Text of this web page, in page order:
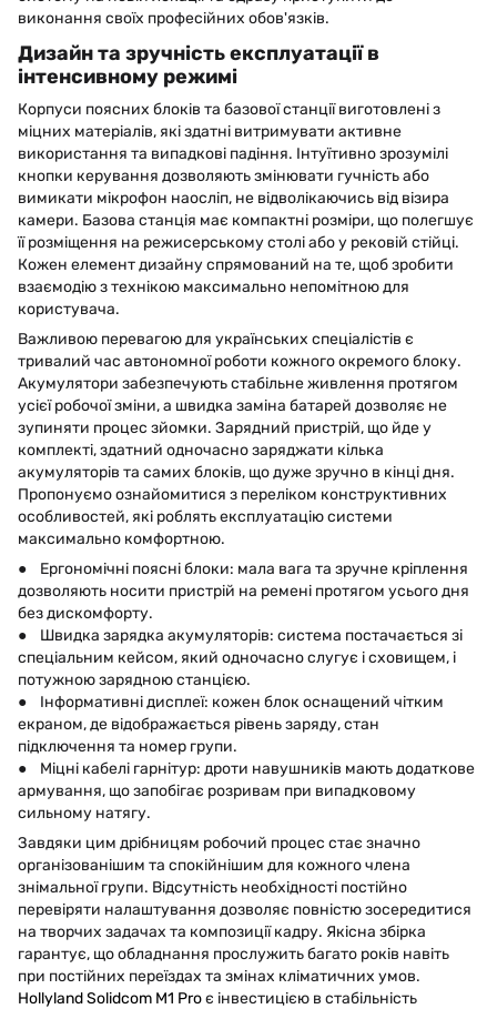
виконання своїх професійних обов'язків.
Дизайн та зручність експлуатації в
інтенсивному режимі
Корпуси поясних блоків та базової станції виготовлені з
міцних матеріалів, які здатні витримувати активне
використання та випадкові падіння. Інтуїтивно зрозумілі
кнопки керування дозволяють змінювати гучність або
вимикати мікрофон наосліп, не відволікаючись від візира
камери. Базова станція має компактні розміри, що полегшує
її розміщення на режисерському столі або у рековій стійці.
Кожен елемент дизайну спрямований на те, щоб зробити
взаємодію з технікою максимально непомітною для
користувача.
Важливою перевагою для українських спеціалістів є
тривалий час автономної роботи кожного окремого блоку.
Акумулятори забезпечують стабільне живлення протягом
усієї робочої зміни, а швидка заміна батарей дозволяє не
зупиняти процес зйомки. Зарядний пристрій, що йде у
комплекті, здатний одночасно заряджати кілька
акумуляторів та самих блоків, що дуже зручно в кінці дня.
Пропонуємо ознайомитися з переліком конструктивних
особливостей, які роблять експлуатацію системи
максимально комфортною.
● Ергономічні поясні блоки: мала вага та зручне кріплення
дозволяють носити пристрій на ремені протягом усього дня
без дискомфорту.
● Швидка зарядка акумуляторів: система постачається зі
спеціальним кейсом, який одночасно слугує і сховищем, і
потужною зарядною станцією.
● Інформативні дисплеї: кожен блок оснащений чітким
екраном, де відображається рівень заряду, стан
підключення та номер групи.
● Міцні кабелі гарнітур: дроти навушників мають додаткове
армування, що запобігає розривам при випадковому
сильному натягу.
Завдяки цим дрібницям робочий процес стає значно
організованішим та спокійнішим для кожного члена
знімальної групи. Відсутність необхідності постійно
перевіряти налаштування дозволяє повністю зосередитися
на творчих задачах та композиції кадру. Якісна збірка
гарантує, що обладнання прослужить багато років навіть
при постійних переїздах та змінах кліматичних умов.
Hollyland Solidcom M1 Proє інвестицією в стабільність